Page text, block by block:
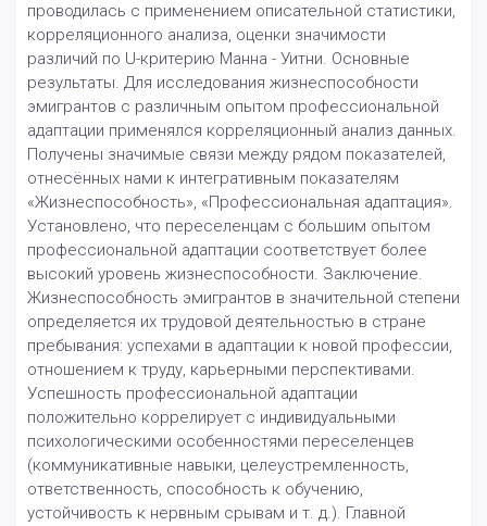
проводилась с применением описательной статистики,
корреляционного анализа, оценки значимости
различий по U-критерию Манна - Уитни. Основные
результаты. Для исследования жизнеспособности
эмигрантов с различным опытом профессиональной
адаптации применялся корреляционный анализ данных.
Получены значимые связи между рядом показателей,
отнесённых нами к интегративным показателям
«Жизнеспособность», «Профессиональная адаптация».
Установлено, что переселенцам с большим опытом
профессиональной адаптации соответствует более
высокий уровень жизнеспособности. Заключение.
Жизнеспособность эмигрантов в значительной степени
определяется их трудовой деятельностью в стране
пребывания: успехами в адаптации к новой профессии,
отношением к труду, карьерными перспективами.
Успешность профессиональной адаптации
положительно коррелирует с индивидуальными
психологическими особенностями переселенцев
(коммуникативные навыки, целеустремленность,
ответственность, способность к обучению,
устойчивость к нервным срывам и т. д.). Главной